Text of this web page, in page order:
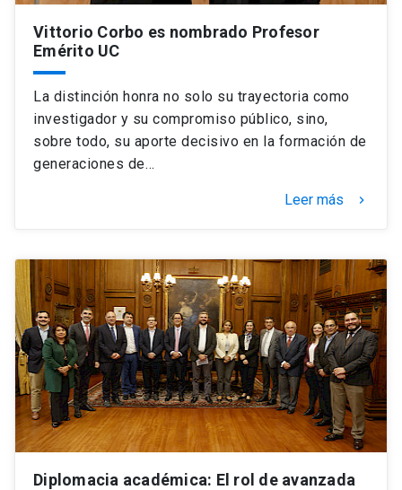
Vittorio Corbo es nombrado Profesor
Emérito UC
La distinción honra no solo su trayectoria como
investigador y su compromiso público, sino,
sobre todo, su aporte decisivo en la formación de
generaciones de…
Leer más keyboard_arrow_right
Diplomacia académica: El rol de avanzada